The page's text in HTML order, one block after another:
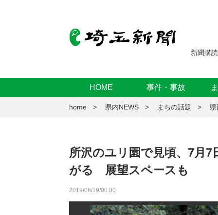
新聞購読
HOME 事件・事故
home 県内NEWS まちの話題
所沢のユリ園で見頃、7月
がる 展望スペースも
2019/06/19/00:00